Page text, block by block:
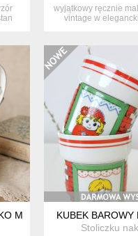
wyjątkowy ręcznie
vintage w
MLECZNIK C.T.KUBEK BAROWY
Stoliczku